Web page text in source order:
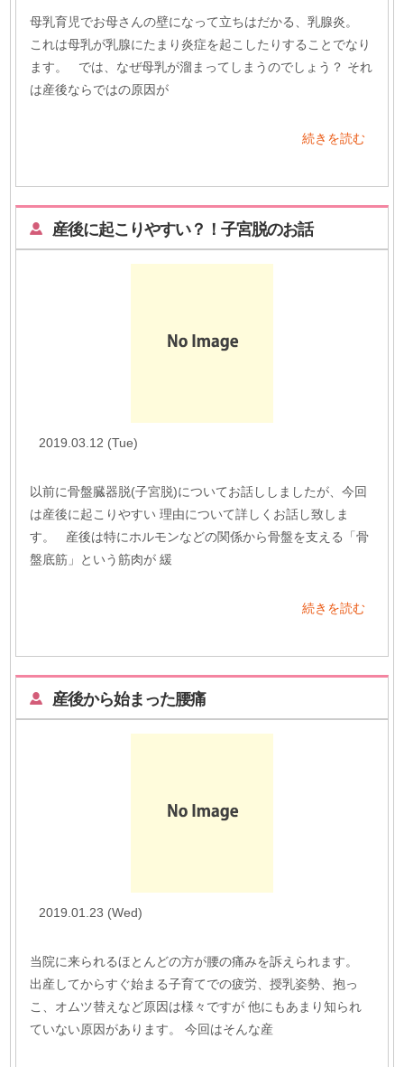
母乳育児でお母さんの壁になって立ちはだかる、乳腺炎。
これは母乳が乳腺にたまり炎症を起こしたりすることでなり
ます。 では、なぜ母乳が溜まってしまうのでしょう？ それ
は産後ならではの原因が
続きを読む
産後に起こりやすい？！子宮脱のお話
2019.03.12 (Tue)
以前に骨盤臓器脱(子宮脱)についてお話ししましたが、今回
は産後に起こりやすい 理由について詳しくお話し致しま
す。 産後は特にホルモンなどの関係から骨盤を支える「骨
盤底筋」という筋肉が 緩
続きを読む
産後から始まった腰痛
2019.01.23 (Wed)
当院に来られるほとんどの方が腰の痛みを訴えられます。
出産してからすぐ始まる子育てでの疲労、授乳姿勢、抱っ
こ、オムツ替えなど原因は様々ですが 他にもあまり知られ
ていない原因があります。 今回はそんな産